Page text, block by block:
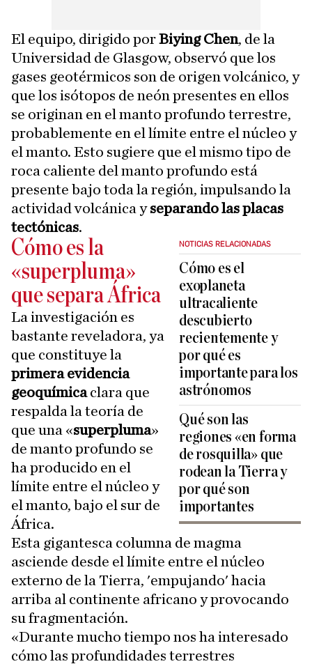
El equipo, dirigido porBiying Chen, de la
Universidad de Glasgow, observó que los
gases geotérmicos son de origen volcánico, y
que los isótopos de neón presentes en ellos
se originan en el manto profundo terrestre,
probablemente en el límite entre el núcleo y
el manto. Esto sugiere que el mismo tipo de
roca caliente del manto profundo está
presente bajo toda la región, impulsando la
actividad volcánica yseparando las placas
tectónicas.
NOTICIAS RELACIONADAS
Cómo es el
exoplaneta
ultracaliente
descubierto
recientemente y
por qué es
importante para los
astrónomos
Qué son las
regiones «en forma
de rosquilla» que
rodean la Tierra y
por qué son
importantes
Cómo es la
«superpluma»
que separa África
La investigación es
bastante reveladora, ya
que constituye la
primera evidencia
geoquímicaclara que
respalda la teoría de
que una «superpluma»
de manto profundo se
ha producido en el
límite entre el núcleo y
el manto, bajo el sur de
África.
Esta gigantesca columna de magma
asciende desde el límite entre el núcleo
externo de la Tierra, 'empujando' hacia
arriba al continente africano y provocando
su fragmentación.
«Durante mucho tiempo nos ha interesado
cómo las profundidades terrestres